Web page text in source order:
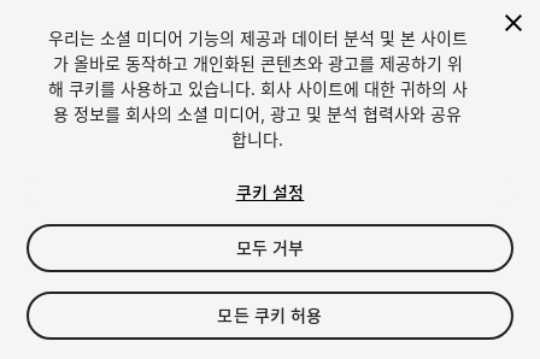
한국어
日本語
Unity에서 에셋 판매
Sell Assets
에셋 스토어 툴
퍼블리셔 로그인
자주 묻는 질문
우리는 소셜 미디어 기능의 제공과 데이터 분석 및 본 사이트
가 올바로 동작하고 개인화된 콘텐츠와 광고를 제공하기 위
해 쿠키를 사용하고 있습니다. 회사 사이트에 대한 귀하의 사
용 정보를 회사의 소셜 미디어, 광고 및 분석 협력사와 공유
합니다.
쿠키 설정
모두 거부
모든 쿠키 허용